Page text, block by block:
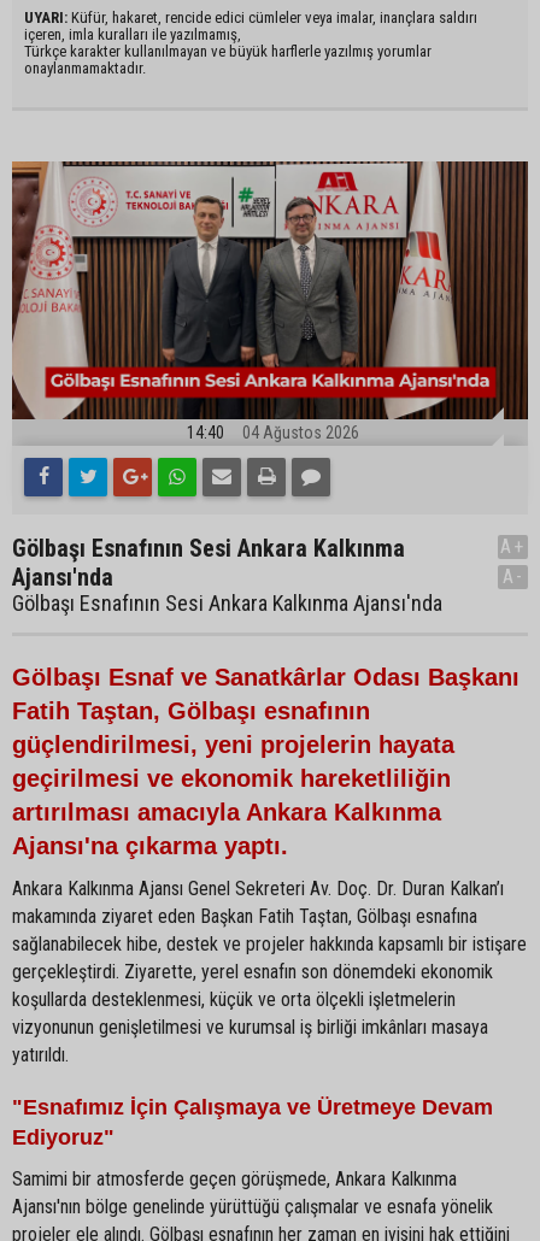
UYARI: Küfür, hakaret, rencide edici cümleler veya imalar, inançlara saldırı
içeren, imla kuralları ile yazılmamış,
Türkçe karakter kullanılmayan ve büyük harflerle yazılmış yorumlar
onaylanmamaktadır.
14:40 04 Ağustos 2026
Gölbaşı Esnafının Sesi Ankara Kalkınma
Ajansı'nda
Gölbaşı Esnafının Sesi Ankara Kalkınma Ajansı'nda
A+
A-
Gölbaşı Esnaf ve Sanatkârlar Odası Başkanı
Fatih Taştan, Gölbaşı esnafının
güçlendirilmesi, yeni projelerin hayata
geçirilmesi ve ekonomik hareketliliğin
artırılması amacıyla Ankara Kalkınma
Ajansı'na çıkarma yaptı.
Ankara Kalkınma Ajansı Genel Sekreteri Av. Doç. Dr. Duran Kalkan’ı
makamında ziyaret eden Başkan Fatih Taştan, Gölbaşı esnafına
sağlanabilecek hibe, destek ve projeler hakkında kapsamlı bir istişare
gerçekleştirdi. Ziyarette, yerel esnafın son dönemdeki ekonomik
koşullarda desteklenmesi, küçük ve orta ölçekli işletmelerin
vizyonunun genişletilmesi ve kurumsal iş birliği imkânları masaya
yatırıldı.
"Esnafımız İçin Çalışmaya ve Üretmeye Devam
Ediyoruz"
Samimi bir atmosferde geçen görüşmede, Ankara Kalkınma
Ajansı'nın bölge genelinde yürüttüğü çalışmalar ve esnafa yönelik
projeler ele alındı. Gölbaşı esnafının her zaman en iyisini hak ettiğini